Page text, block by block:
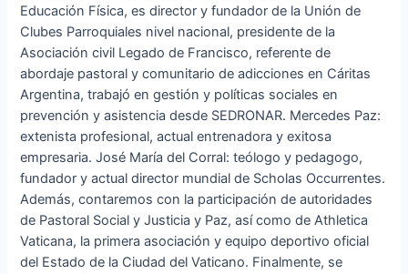
Educación Física, es director y fundador de la Unión de
Clubes Parroquiales nivel nacional, presidente de la
Asociación civil Legado de Francisco, referente de
abordaje pastoral y comunitario de adicciones en Cáritas
Argentina, trabajó en gestión y políticas sociales en
prevención y asistencia desde SEDRONAR. Mercedes Paz:
extenista profesional, actual entrenadora y exitosa
empresaria. José María del Corral: teólogo y pedagogo,
fundador y actual director mundial de Scholas Occurrentes.
Además, contaremos con la participación de autoridades
de Pastoral Social y Justicia y Paz, así como de Athletica
Vaticana, la primera asociación y equipo deportivo oficial
del Estado de la Ciudad del Vaticano. Finalmente, se